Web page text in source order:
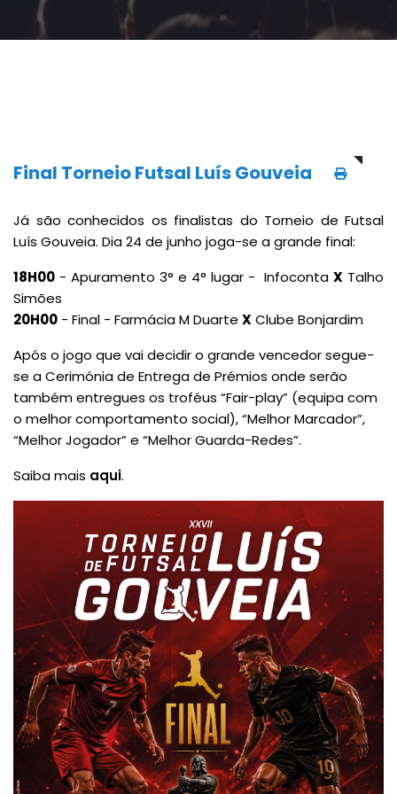
Final Torneio Futsal Luís Gouveia
Já são conhecidos os finalistas do Torneio de Futsal
Luís Gouveia. Dia 24 de junho joga-se a grande final:
18H00 - Apuramento 3° e 4° lugar - Infoconta X Talho
Simões
20H00 - Final - Farmácia M Duarte XClube Bonjardim
Após o jogo que vai decidir o grande vencedor segue-
se a Cerimónia de Entrega de Prémios onde serão
também entregues os troféus “Fair-play” (equipa com
o melhor comportamento social), “Melhor Marcador”,
“Melhor Jogador” e “Melhor Guarda-Redes”.
Saiba mais aqui.